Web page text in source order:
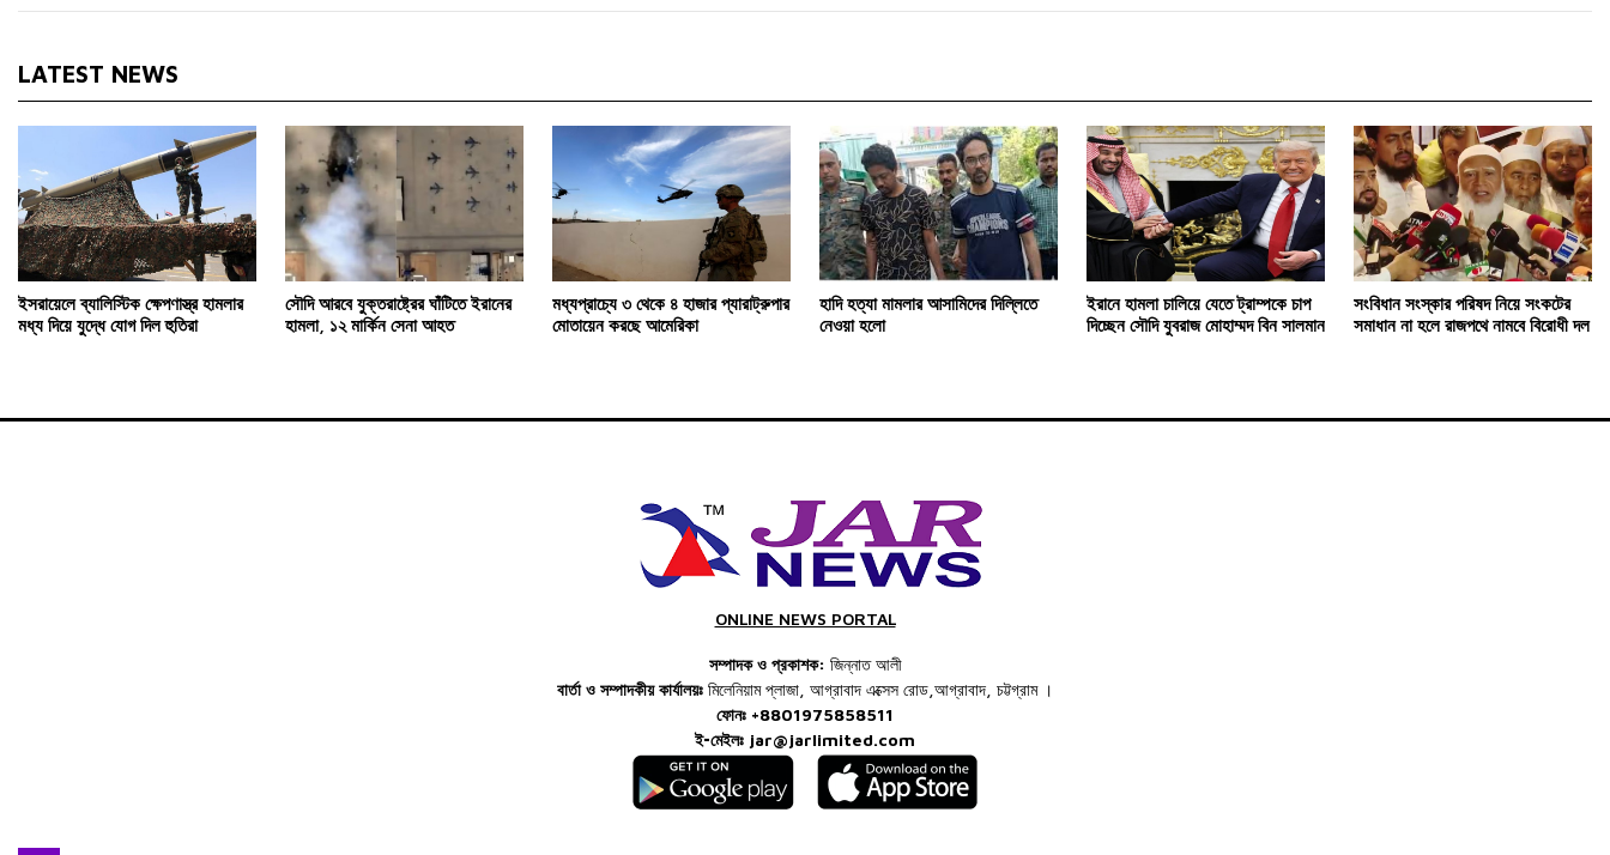
LATEST NEWS
ইসরায়েলে ব্যালিস্টিক ক্ষেপণাস্ত্র হামলার
মধ্য দিয়ে যুদ্ধে যোগ দিল হুতিরা
সৌদি আরবে যুক্তরাষ্ট্রের ঘাঁটিতে ইরানের
হামলা, ১২ মার্কিন সেনা আহত
মধ্যপ্রাচ্যে ৩ থেকে ৪ হাজার প্যারাট্রুপার
মোতায়েন করছে আমেরিকা
হাদি হত্যা মামলার আসামিদের দিল্লিতে
নেওয়া হলো
ইরানে হামলা চালিয়ে যেতে ট্রাম্পকে চাপ
দিচ্ছেন সৌদি যুবরাজ মোহাম্মদ বিন সালমান
সংবিধান সংস্কার পরিষদ নিয়ে সংকটের
সমাধান না হলে রাজপথে নামবে বিরোধী দল
ONLINE NEWS PORTAL
সম্পাদক ও প্রকাশক: জিন্নাত আলী
বার্তা ও সম্পাদকীয় কার্যালয়ঃ মিলেনিয়াম প্লাজা, আগ্রাবাদ এক্সেস রোড,আগ্রাবাদ, চট্টগ্রাম ।
ফোনঃ +8801975858511
ই-মেইলঃ jar@jarlimited.com